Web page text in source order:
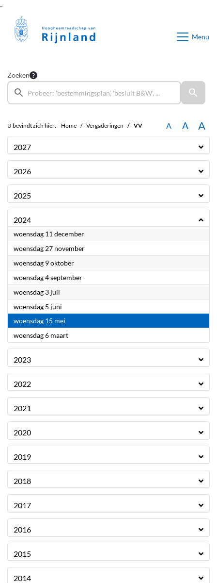
Menu
Zoeken
U bevindt zich hier: Home Vergaderingen VV A A A
2027
2026
2025
2024
woensdag 11 december2024
woensdag 27 november2024
woensdag 9 oktober2024
woensdag 4 september2024
woensdag 3 juli
woensdag 5 juni
woensdag 15 mei
woensdag 6 maart2024
2023
2022
2021
2020
2019
2018
2017
2016
2015
2014